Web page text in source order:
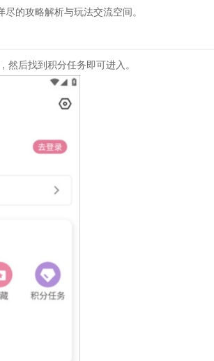
的攻略解析与玩法交流空间。
然后找到积分任务即可进入。